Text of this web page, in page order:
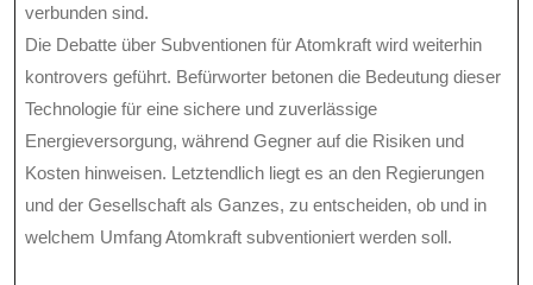
verbunden sind.
Die Debatte über Subventionen für Atomkraft wird weiterhin
kontrovers geführt. Befürworter betonen die Bedeutung dieser
Technologie für eine sichere und zuverlässige
Energieversorgung, während Gegner auf die Risiken und
Kosten hinweisen. Letztendlich liegt es an den Regierungen
und der Gesellschaft als Ganzes, zu entscheiden, ob und in
welchem Umfang Atomkraft subventioniert werden soll.